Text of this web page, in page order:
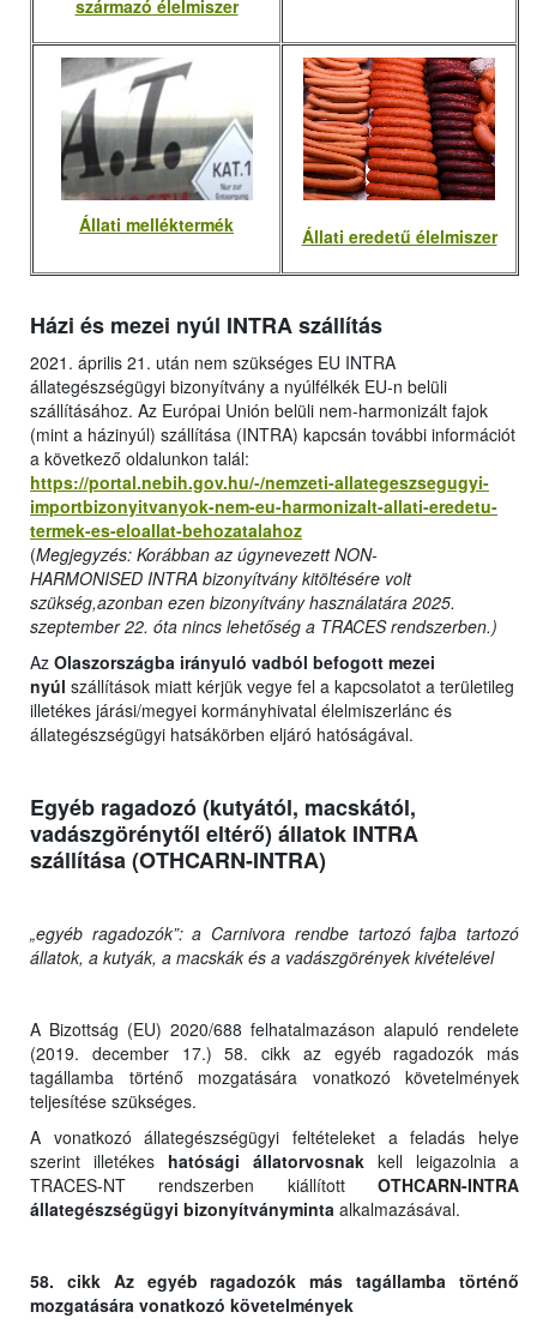
származó élelmiszer
Állati melléktermék Állati eredetű élelmiszer
Házi és mezei nyúl INTRA szállítás
2021. április 21. után nem szükséges EU INTRA
állategészségügyi bizonyítvány a nyúlfélkék EU-n belüli
szállításához. Az Európai Unión belüli nem-harmonizált fajok
(mint a házinyúl) szállítása (INTRA) kapcsán további információt
a következő oldalunkon talál:
https://portal.nebih.gov.hu/-/nemzeti-allategeszsegugyi-
importbizonyitvanyok-nem-eu-harmonizalt-allati-eredetu-
termek-es-eloallat-behozatalahoz
(Megjegyzés: Korábban az úgynevezett NON-
HARMONISED INTRA bizonyítvány kitöltésére volt
szükség,azonban ezen bizonyítvány használatára 2025.
szeptember 22. óta nincs lehetőség a TRACES rendszerben.)
Az Olaszországba irányuló vadból befogott mezei
nyúl szállítások miatt kérjük vegye fel a kapcsolatot a területileg
illetékes járási/megyei kormányhivatal élelmiszerlánc és
állategészségügyi hatsákörben eljáró hatóságával.
Egyéb ragadozó (kutyától, macskától,
vadászgörénytől eltérő) állatok INTRA
szállítása (OTHCARN-INTRA)
„egyéb ragadozók”: a Carnivora rendbe tartozó fajba tartozó
állatok, a kutyák, a macskák és a vadászgörények kivételével
A Bizottság (EU) 2020/688 felhatalmazáson alapuló rendelete
(2019. december 17.) 58. cikk az egyéb ragadozók más
tagállamba történő mozgatására vonatkozó követelmények
teljesítése szükséges.
A vonatkozó állategészségügyi feltételeket a feladás helye
szerint illetékes hatósági állatorvosnak kell leigazolnia a
TRACES-NT rendszerben kiállított OTHCARN-INTRA
állategészségügyi bizonyítványminta alkalmazásával.
58. cikk Az egyéb ragadozók más tagállamba történő
mozgatására vonatkozó követelmények